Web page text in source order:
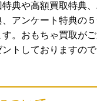
典や高額買取特典、
アンケート特典の
。おもちゃ買取が
トしておりますの